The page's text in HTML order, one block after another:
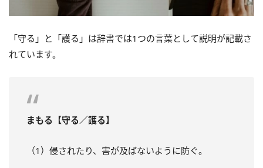
「守る」と「護る」は辞書では1つの言葉として説明が記載さ
れています。
まもる【守る／護る】
（1）侵されたり、害が及ばないように防ぐ。